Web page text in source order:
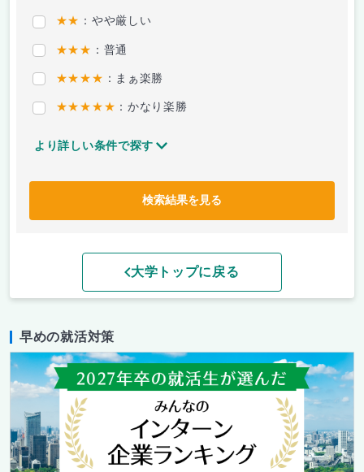
★★ ：やや厳しい
★★★ ：普通
★★★★ ：まぁ楽勝
★★★★★ ：かなり楽勝
より詳しい条件で探す
検索結果を見る
大学トップに戻る
早めの就活対策